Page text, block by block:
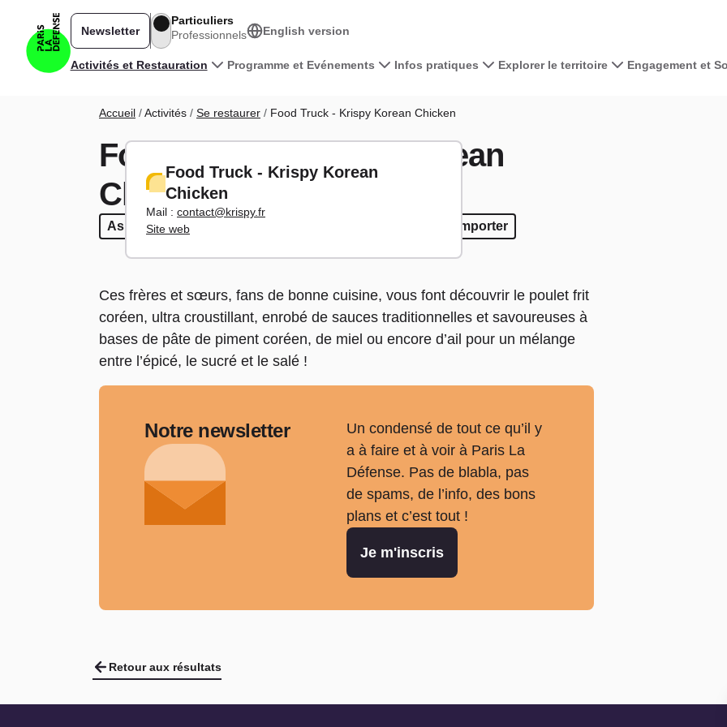
Navigation principale
Activités et Restauration Programme et Evénements Infos pratiques Explorer le territoire Engagement et
Newsletter
Particuliers
Professionnels
English version
Fil d'Ariane
Accueil Activités Se restaurer Food Truck - Krispy Korean Chicken
Food Truck - Krispy Korean
Chicken
Asiatique Restauration rapide A emporter
Asiatique A emporter
Food Truck - Krispy Korean
Chicken
Mail : contact@krispy.fr
Site web
Ces frères et sœurs, fans de bonne cuisine, vous font découvrir le poulet frit
coréen, ultra croustillant, enrobé de sauces traditionnelles et savoureuses à
bases de pâte de piment coréen, de miel ou encore d’ail pour un mélange
entre l’épicé, le sucré et le salé !
Notre newsletter
Un condensé de tout ce qu’il y
a à faire et à voir à Paris La
Défense. Pas de blabla, pas
de spams, de l’info, des bons
plans et c’est tout !
Je m'inscris
Retour aux résultats